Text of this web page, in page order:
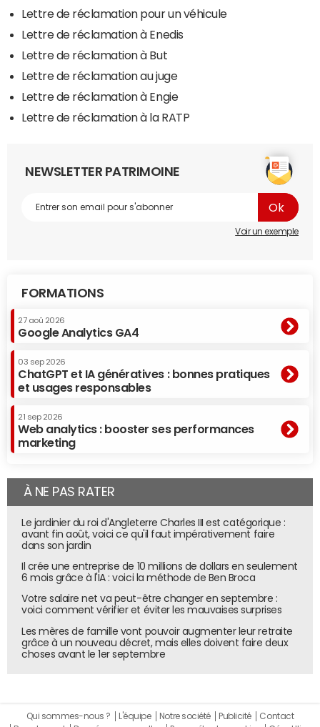
Lettre de réclamation pour un véhicule
Lettre de réclamation à Enedis
Lettre de réclamation à But
Lettre de réclamation au juge
Lettre de réclamation à Engie
Lettre de réclamation à la RATP
NEWSLETTER PATRIMOINE
Voir un exemple
FORMATIONS
27 aoû 2026
Google Analytics GA4
03 sep 2026
ChatGPT et IA génératives : bonnes pratiques
et usages responsables
21 sep 2026
Web analytics : booster ses performances
marketing
À NE PAS RATER
Le jardinier du roi d'Angleterre Charles III est catégorique :
avant fin août, voici ce qu'il faut impérativement faire
dans son jardin
Il crée une entreprise de 10 millions de dollars en seulement
6 mois grâce à l'IA : voici la méthode de Ben Broca
Votre salaire net va peut-être changer en septembre :
voici comment vérifier et éviter les mauvaises surprises
Les mères de famille vont pouvoir augmenter leur retraite
grâce à un nouveau décret, mais elles doivent faire deux
choses avant le 1er septembre
Qui sommes-nous ? L'équipe Notre société Publicité
Contact